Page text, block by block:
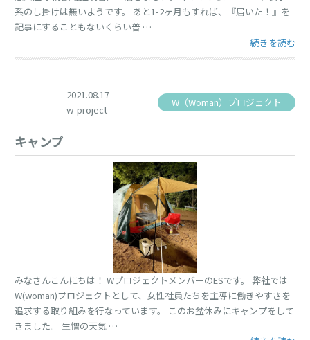
系のし掛けは無いようです。 あと1-2ヶ月もすれば、『届いた！』を
記事にすることもないくらい普 …
“ワクチンパ
続きを読む
2021.08.17
w-project
W（Woman）プロジェクト
キャンプ
みなさんこんにちは！ WプロジェクトメンバーのESです。 弊社では
W(woman)プロジェクトとして、女性社員たちを主導に働きやすさを
追求する取り組みを行なっています。 このお盆休みにキャンプをして
きました。 生憎の天気 …